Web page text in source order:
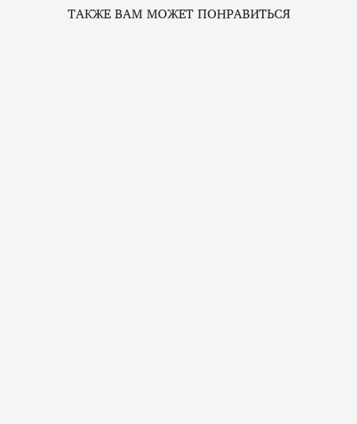
ТАКЖЕ ВАМ МОЖЕТ ПОНРАВИТЬСЯ